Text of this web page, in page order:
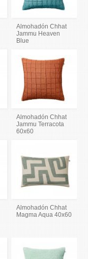
Almohadón Chhat
Jammu Heaven
Blue
Almohadón Chhat
Jammu Terracota
60x60
Almohadón Chhat
Magma Aqua 40x60